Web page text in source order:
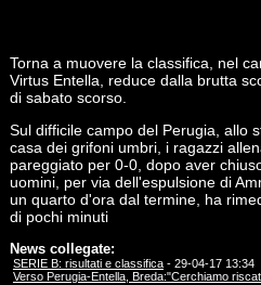
Torna a muovere la classifica, nel
Virtus Entella, reduce dalla brutta
di sabato scorso.
Sul difficile campo del Perugia, allo
casa dei grifoni umbri, i ragazzi
pareggiato per 0-0, dopo aver
uomini, per via dell'espulsione di
un quarto d'ora dal termine, ha
di pochi minuti
News collegate:
SERIE B: risultati e classifica- 29-04-17 13:34
Verso Perugia-Entella, Breda:"Cerchiamo